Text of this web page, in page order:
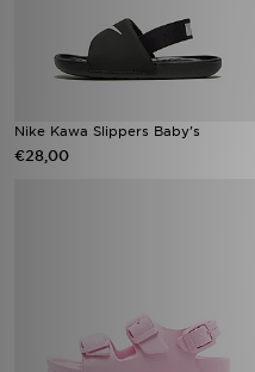
Nike Kawa Slippers Baby's
€28,00